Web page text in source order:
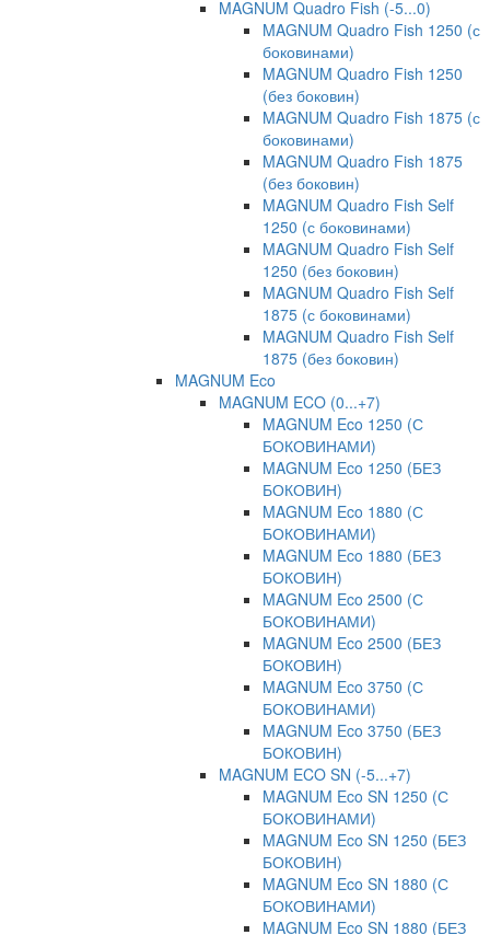
MAGNUM Quadro Fish (-5...0)
MAGNUM Quadro Fish 1250 (с
боковинами)
MAGNUM Quadro Fish 1250
(без боковин)
MAGNUM Quadro Fish 1875 (с
боковинами)
MAGNUM Quadro Fish 1875
(без боковин)
MAGNUM Quadro Fish Self
1250 (с боковинами)
MAGNUM Quadro Fish Self
1250 (без боковин)
MAGNUM Quadro Fish Self
1875 (с боковинами)
MAGNUM Quadro Fish Self
1875 (без боковин)
MAGNUM Eco
MAGNUM ECO (0...+7)
MAGNUM Eco 1250 (С
БОКОВИНАМИ)
MAGNUM Eco 1250 (БЕЗ
БОКОВИН)
MAGNUM Eco 1880 (С
БОКОВИНАМИ)
MAGNUM Eco 1880 (БЕЗ
БОКОВИН)
MAGNUM Eco 2500 (С
БОКОВИНАМИ)
MAGNUM Eco 2500 (БЕЗ
БОКОВИН)
MAGNUM Eco 3750 (С
БОКОВИНАМИ)
MAGNUM Eco 3750 (БЕЗ
БОКОВИН)
MAGNUM ECO SN (-5...+7)
MAGNUM Eco SN 1250 (С
БОКОВИНАМИ)
MAGNUM Eco SN 1250 (БЕЗ
БОКОВИН)
MAGNUM Eco SN 1880 (С
БОКОВИНАМИ)
MAGNUM Eco SN 1880 (БЕЗ